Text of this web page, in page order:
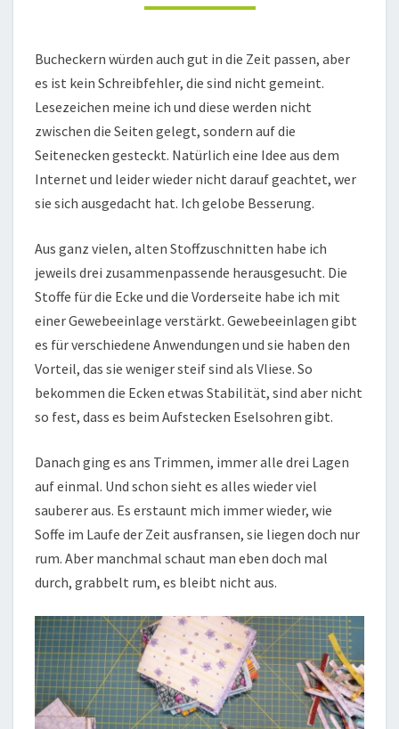
Bucheckern würden auch gut in die Zeit passen, aber
es ist kein Schreibfehler, die sind nicht gemeint.
Lesezeichen meine ich und diese werden nicht
zwischen die Seiten gelegt, sondern auf die
Seitenecken gesteckt. Natürlich eine Idee aus dem
Internet und leider wieder nicht darauf geachtet, wer
sie sich ausgedacht hat. Ich gelobe Besserung.
Aus ganz vielen, alten Stoffzuschnitten habe ich
jeweils drei zusammenpassende herausgesucht. Die
Stoffe für die Ecke und die Vorderseite habe ich mit
einer Gewebeeinlage verstärkt. Gewebeeinlagen gibt
es für verschiedene Anwendungen und sie haben den
Vorteil, das sie weniger steif sind als Vliese. So
bekommen die Ecken etwas Stabilität, sind aber nicht
so fest, dass es beim Aufstecken Eselsohren gibt.
Danach ging es ans Trimmen, immer alle drei Lagen
auf einmal. Und schon sieht es alles wieder viel
sauberer aus. Es erstaunt mich immer wieder, wie
Soffe im Laufe der Zeit ausfransen, sie liegen doch nur
rum. Aber manchmal schaut man eben doch mal
durch, grabbelt rum, es bleibt nicht aus.